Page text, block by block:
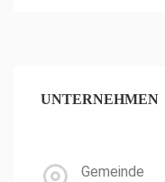
UNTERNEHMEN
Gemeinde